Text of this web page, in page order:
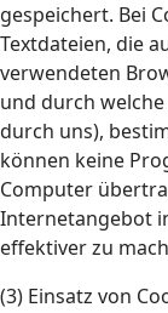
gespeichert. Bei
Textdateien, die
verwendeten
und durch
durch uns),
können keine
Computer
Internetangebot
effektiver zu
(3) Einsatz von